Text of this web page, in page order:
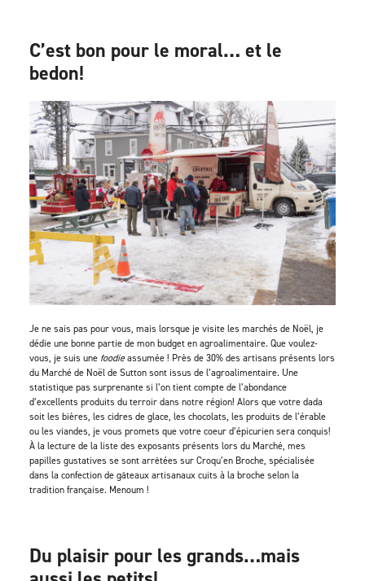
C’est bon pour le moral… et le
bedon!
Je ne sais pas pour vous, mais lorsque je visite les marchés de Noël, je
dédie une bonne partie de mon budget en agroalimentaire. Que voulez-
vous, je suis une foodieassumée ! Près de 30% des artisans présents lors
du Marché de Noël de Sutton sont issus de l’agroalimentaire. Une
statistique pas surprenante si l’on tient compte de l’abondance
d’excellents produits du terroir dans notre région! Alors que votre dada
soit les bières, les cidres de glace, les chocolats, les produits de l’érable
ou les viandes, je vous promets que votre coeur d’épicurien sera conquis!
À la lecture de la liste des exposants présents lors du Marché, mes
papilles gustatives se sont arrêtées sur Croqu’en Broche, spécialisée
dans la confection de gâteaux artisanaux cuits à la broche selon la
tradition française. Menoum !
Du plaisir pour les grands…mais